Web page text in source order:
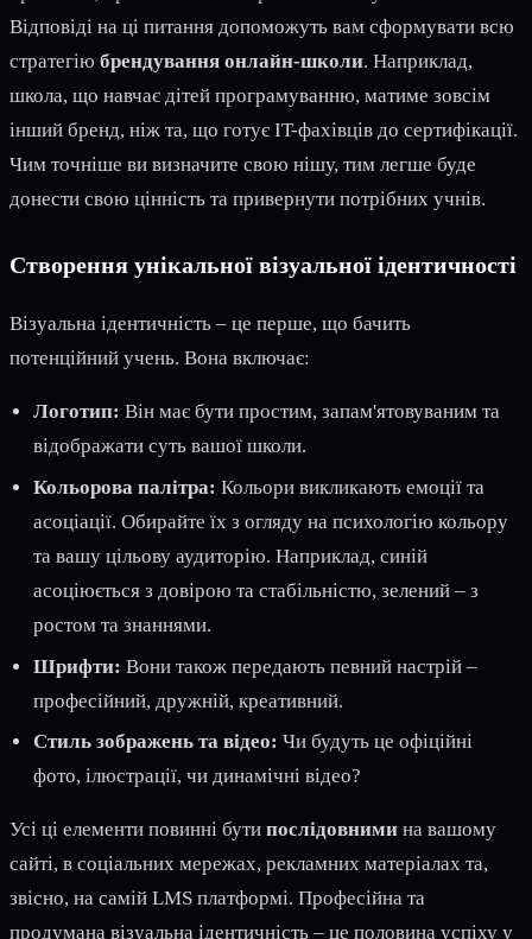
Відповіді на ці питання допоможуть вам сформувати всю
стратегію брендування онлайн-школи. Наприклад,
школа, що навчає дітей програмуванню, матиме зовсім
інший бренд, ніж та, що готує IT-фахівців до сертифікації.
Чим точніше ви визначите свою нішу, тим легше буде
донести свою цінність та привернути потрібних учнів.
Створення унікальної візуальної ідентичності
Візуальна ідентичність – це перше, що бачить
потенційний учень. Вона включає:
Логотип: Він має бути простим, запам'ятовуваним та
відображати суть вашої школи.
Кольорова палітра: Кольори викликають емоції та
асоціації. Обирайте їх з огляду на психологію кольору
та вашу цільову аудиторію. Наприклад, синій
асоціюється з довірою та стабільністю, зелений – з
ростом та знаннями.
Шрифти: Вони також передають певний настрій –
професійний, дружній, креативний.
Стиль зображень та відео: Чи будуть це офіційні
фото, ілюстрації, чи динамічні відео?
Усі ці елементи повинні бути послідовними на вашому
сайті, в соціальних мережах, рекламних матеріалах та,
звісно, на самій LMS платформі. Професійна та
продумана візуальна ідентичність – це половина успіху у